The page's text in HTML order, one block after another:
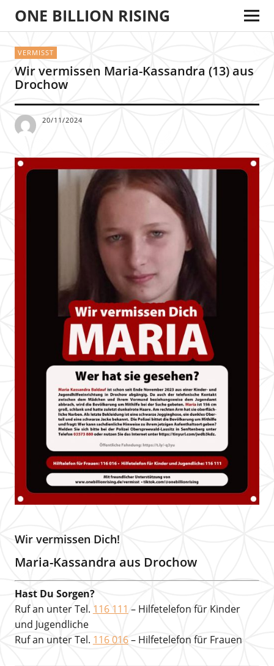
ONE BILLION RISING
VERMISST
Wir vermissen Maria-Kassandra (13) aus
Drochow
20/11/2024
Wir vermissen Dich!
Maria-Kassandra aus Drochow
Hast Du Sorgen?
Ruf an unter Tel. 116 111 – Hilfetelefon für Kinder
und Jugendliche
Ruf an unter Tel. 116 016– Hilfetelefon für Frauen